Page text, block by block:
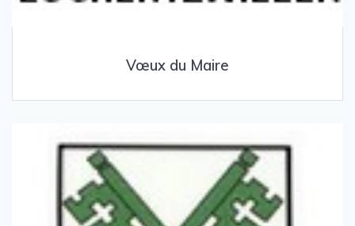
Vœux du Maire